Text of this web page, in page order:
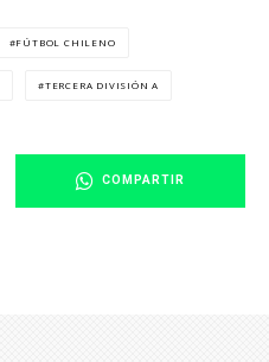
FÚTBOL CHILENO
TERCERA DIVISIÓN A
COMPARTIR